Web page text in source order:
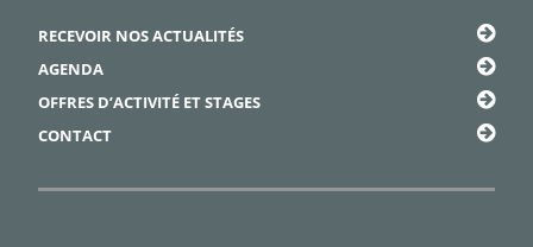
RECEVOIR NOS ACTUALITÉS
AGENDA
OFFRES D’ACTIVITÉ ET STAGES
CONTACT